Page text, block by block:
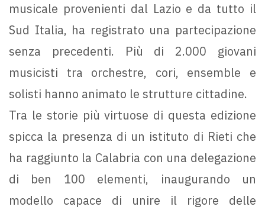
musicale provenienti dal Lazio e da tutto il
Sud Italia, ha registrato una partecipazione
senza precedenti. Più di 2.000 giovani
musicisti tra orchestre, cori, ensemble e
solisti hanno animato le strutture cittadine.
Tra le storie più virtuose di questa edizione
spicca la presenza di un istituto di Rieti che
ha raggiunto la Calabria con una delegazione
di ben 100 elementi, inaugurando un
modello capace di unire il rigore delle